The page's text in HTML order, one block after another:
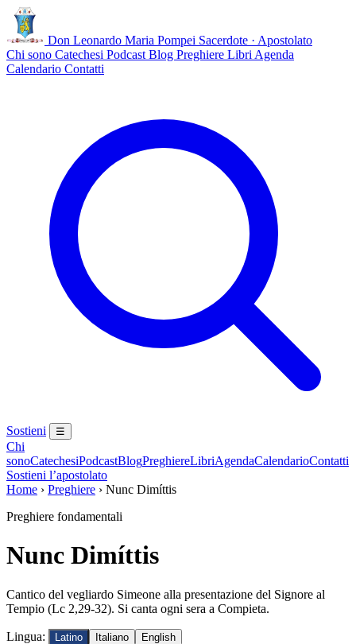
Don Leonardo Maria Pompei Sacerdote · Apostolato
Chi sono Catechesi Podcast Blog Preghiere Libri Agenda
Calendario Contatti
Sostieni ☰
Chi
sonoCatechesiPodcastBlogPreghiereLibriAgendaCalendarioContatti
Sostieni l’apostolato
Home › Preghiere › Nunc Dimíttis
Preghiere fondamentali
Nunc Dimíttis
Cantico del vegliardo Simeone alla presentazione del Signore al
Tempio (Lc 2,29-32). Si canta ogni sera a Compieta.
Lingua: Latino Italiano English